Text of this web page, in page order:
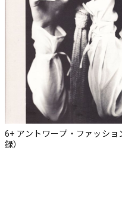
6+ アントワープ・ファッショ
録）